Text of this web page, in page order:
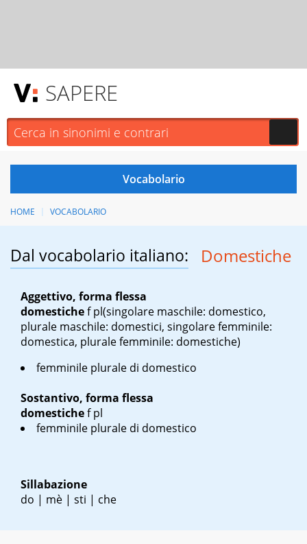
SAPERE
HOME VOCABOLARIO
Dal vocabolario italiano: Domestiche
Aggettivo, forma flessa
domestichef pl(singolare maschile: domestico,
plurale maschile: domestici, singolare femminile:
domestica, plurale femminile: domestiche)
femminile plurale di domestico
Sostantivo, forma flessa
domestichef pl
femminile plurale di domestico
Sillabazione
do | mè | sti | che